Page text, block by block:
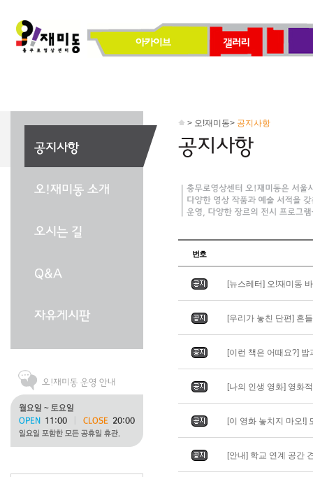
> 오!재미동> 공지사항
번호
[뉴스레터] 오!재미동
[우리가 놓친 단편] 흔
[이런 책은 어때요?]
[나의 인생 영화] 영화
[이 영화 놓치지 마오!]
[안내] 학교 연계 공간